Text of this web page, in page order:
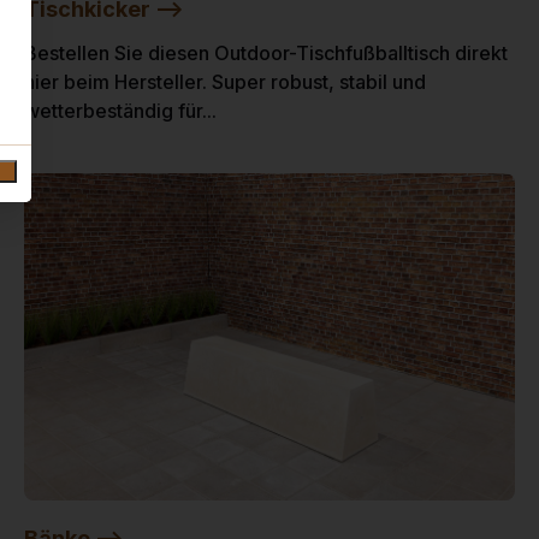
Tischkicker -->
Bestellen Sie diesen Outdoor-Tischfußballtisch direkt
hier beim Hersteller. Super robust, stabil und
wetterbeständig für...